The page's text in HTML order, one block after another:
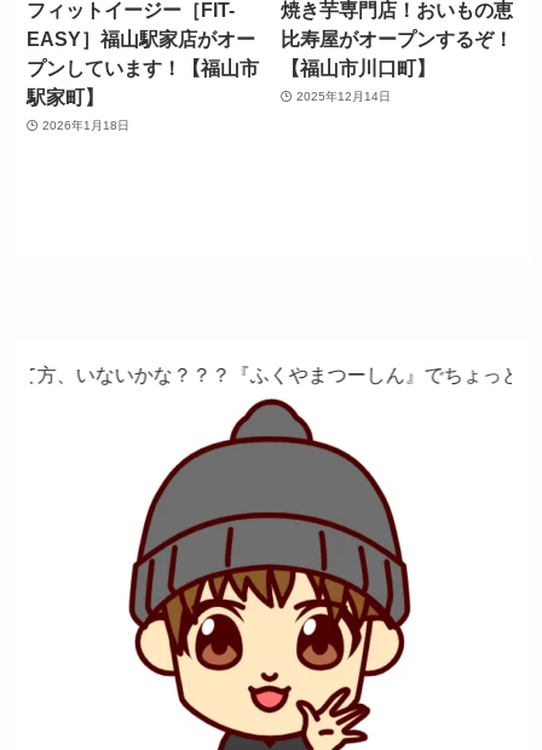
フィットイージー［FIT-
EASY］福山駅家店がオー
プンしています！【福山市
駅家町】
2026年1月18日
焼き芋専門店！おいもの恵
比寿屋がオープンするぞ！
【福山市川口町】
2025年12月14日
？？『ふくやまつーしん』でちょっとしたバイト、しませ